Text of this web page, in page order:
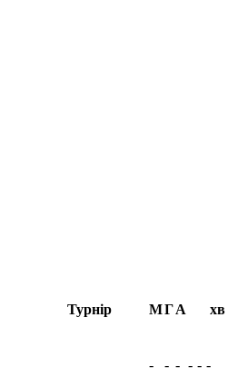
Турнір МГА хв
- - - - - -